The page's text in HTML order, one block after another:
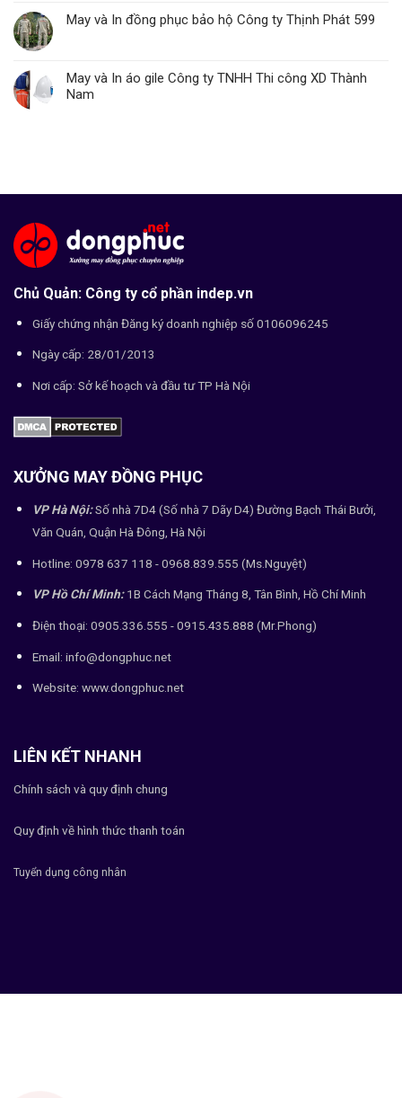
May và In đồng phục bảo hộ Công ty Thịnh Phát 599
May và In áo gile Công ty TNHH Thi công XD Thành
Nam
Chủ Quản: Công ty cổ phần indep.vn
Giấy chứng nhận Đăng ký doanh nghiệp số 0106096245
Ngày cấp: 28/01/2013
Nơi cấp: Sở kế hoạch và đầu tư TP Hà Nội
XƯỞNG MAY ĐỒNG PHỤC
VP Hà Nội:Số nhà 7D4 (Số nhà 7 Dãy D4) Đường Bạch Thái Bưởi,
Văn Quán, Quận Hà Đông, Hà Nội
Hotline: 0978 637 118 - 0968.839.555 (Ms.Nguyệt)
VP Hồ Chí Minh:1B Cách Mạng Tháng 8, Tân Bình, Hồ Chí Minh
Điện thoại: 0905.336.555 - 0915.435.888 (Mr.Phong)
Email: info@dongphuc.net
Website: www.dongphuc.net
LIÊN KẾT NHANH
Chính sách và quy định chung
Quy định về hình thức thanh toán
Tuyển dụng công nhân